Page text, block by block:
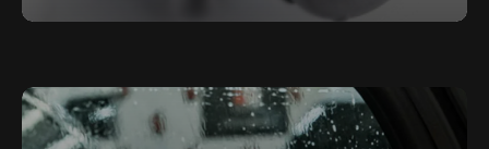
Наши последние